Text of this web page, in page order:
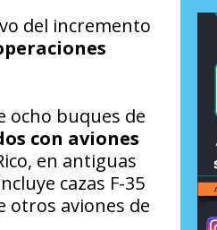
del incremento
ocho buques de
con aviones
en antiguas
cazas F-35
otros aviones de